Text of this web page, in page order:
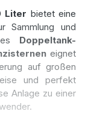
Liter bietet eine
Sammlung und
Doppeltank-
eignet
auf großen
und perfekt
Anlage zu einer